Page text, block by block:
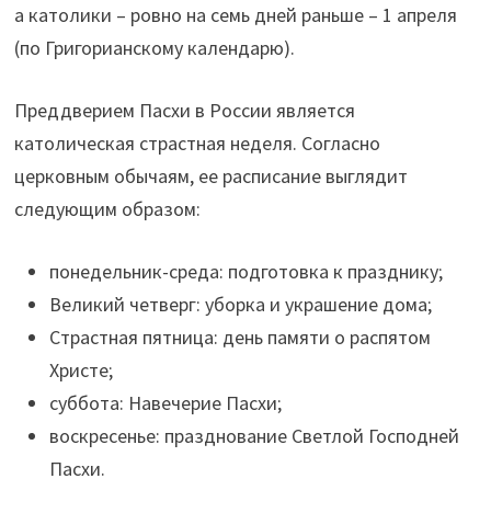
а католики – ровно на семь дней раньше – 1 апреля
(по Григорианскому календарю).
Преддверием Пасхи в России является
католическая страстная неделя. Согласно
церковным обычаям, ее расписание выглядит
следующим образом:
понедельник-среда: подготовка к празднику;
Великий четверг: уборка и украшение дома;
Страстная пятница: день памяти о распятом
Христе;
суббота: Навечерие Пасхи;
воскресенье: празднование Светлой Господней
Пасхи.